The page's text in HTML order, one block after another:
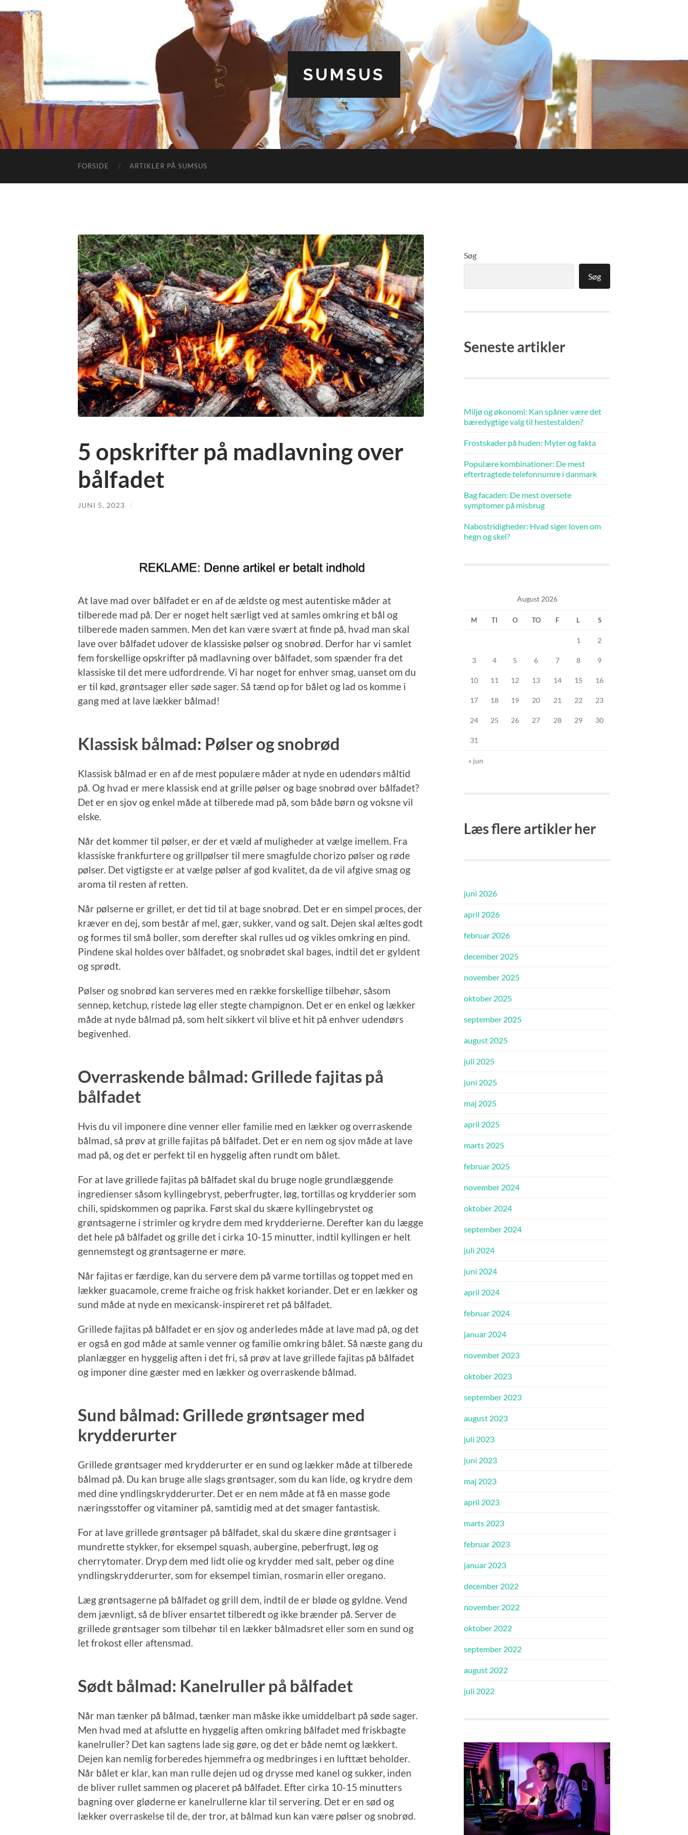
SUMSUS
FORSIDE ARTIKLER PÅ SUMSUS
5 opskrifter på madlavning over
bålfadet
JUNI 5, 2023 /
At lave mad over bålfadet er en af de ældste og mest autentiske måder at
tilberede mad på. Der er noget helt særligt ved at samles omkring et bål og
tilberede maden sammen. Men det kan være svært at finde på, hvad man skal
lave over bålfadet udover de klassiske pølser og snobrød. Derfor har vi samlet
fem forskellige opskrifter på madlavning over bålfadet, som spænder fra det
klassiske til det mere udfordrende. Vi har noget for enhver smag, uanset om du
er til kød, grøntsager eller søde sager. Så tænd op for bålet og lad os komme i
gang med at lave lækker bålmad!
Klassisk bålmad: Pølser og snobrød
Klassisk bålmad er en af de mest populære måder at nyde en udendørs måltid
på. Og hvad er mere klassisk end at grille pølser og bage snobrød over bålfadet?
Det er en sjov og enkel måde at tilberede mad på, som både børn og voksne vil
elske.
Når det kommer til pølser, er der et væld af muligheder at vælge imellem. Fra
klassiske frankfurtere og grillpølser til mere smagfulde chorizo pølser og røde
pølser. Det vigtigste er at vælge pølser af god kvalitet, da de vil afgive smag og
aroma til resten af retten.
Når pølserne er grillet, er det tid til at bage snobrød. Det er en simpel proces, der
kræver en dej, som består af mel, gær, sukker, vand og salt. Dejen skal æltes godt
og formes til små boller, som derefter skal rulles ud og vikles omkring en pind.
Pindene skal holdes over bålfadet, og snobrødet skal bages, indtil det er gyldent
og sprødt.
Pølser og snobrød kan serveres med en række forskellige tilbehør, såsom
sennep, ketchup, ristede løg eller stegte champignon. Det er en enkel og lækker
måde at nyde bålmad på, som helt sikkert vil blive et hit på enhver udendørs
begivenhed.
Overraskende bålmad: Grillede fajitas på
bålfadet
Hvis du vil imponere dine venner eller familie med en lækker og overraskende
bålmad, så prøv at grille fajitas på bålfadet. Det er en nem og sjov måde at lave
mad på, og det er perfekt til en hyggelig aften rundt om bålet.
For at lave grillede fajitas på bålfadet skal du bruge nogle grundlæggende
ingredienser såsom kyllingebryst, peberfrugter, løg, tortillas og krydderier som
chili, spidskommen og paprika. Først skal du skære kyllingebrystet og
grøntsagerne i strimler og krydre dem med krydderierne. Derefter kan du lægge
det hele på bålfadet og grille det i cirka 10-15 minutter, indtil kyllingen er helt
gennemstegt og grøntsagerne er møre.
Når fajitas er færdige, kan du servere dem på varme tortillas og toppet med en
lækker guacamole, creme fraiche og frisk hakket koriander. Det er en lækker og
sund måde at nyde en mexicansk-inspireret ret på bålfadet.
Grillede fajitas på bålfadet er en sjov og anderledes måde at lave mad på, og det
er også en god måde at samle venner og familie omkring bålet. Så næste gang du
planlægger en hyggelig aften i det fri, så prøv at lave grillede fajitas på bålfadet
og imponer dine gæster med en lækker og overraskende bålmad.
Sund bålmad: Grillede grøntsager med
krydderurter
Grillede grøntsager med krydderurter er en sund og lækker måde at tilberede
bålmad på. Du kan bruge alle slags grøntsager, som du kan lide, og krydre dem
med dine yndlingskrydderurter. Det er en nem måde at få en masse gode
næringsstoffer og vitaminer på, samtidig med at det smager fantastisk.
For at lave grillede grøntsager på bålfadet, skal du skære dine grøntsager i
mundrette stykker, for eksempel squash, aubergine, peberfrugt, løg og
cherrytomater. Dryp dem med lidt olie og krydder med salt, peber og dine
yndlingskrydderurter, som for eksempel timian, rosmarin eller oregano.
Læg grøntsagerne på bålfadet og grill dem, indtil de er bløde og gyldne. Vend
dem jævnligt, så de bliver ensartet tilberedt og ikke brænder på. Server de
grillede grøntsager som tilbehør til en lækker bålmadsret eller som en sund og
let frokost eller aftensmad.
Sødt bålmad: Kanelruller på bålfadet
Når man tænker på bålmad, tænker man måske ikke umiddelbart på søde sager.
Men hvad med at afslutte en hyggelig aften omkring bålfadet med friskbagte
kanelruller? Det kan sagtens lade sig gøre, og det er både nemt og lækkert.
Dejen kan nemlig forberedes hjemmefra og medbringes i en lufttæt beholder.
Når bålet er klar, kan man rulle dejen ud og drysse med kanel og sukker, inden
de bliver rullet sammen og placeret på bålfadet. Efter cirka 10-15 minutters
bagning over gløderne er kanelrullerne klar til servering. Det er en sød og
lækker overraskelse til de, der tror, at bålmad kun kan være pølser og snobrød.
Søg
Søg
Seneste artikler
Miljø og økonomi: Kan spåner være det
bæredygtige valg til hestestalden?
Frostskader på huden: Myter og fakta
Populære kombinationer: De mest
eftertragtede telefonnumre i danmark
Bag facaden: De mest oversete
symptomer på misbrug
Nabostridigheder: Hvad siger loven om
hegn og skel?
August 2026
M TI O TO F L S
1 2
3 4 5 6 7 8 9
10 11 12 13 14 15 16
17 18 19 20 21 22 23
24 25 26 27 28 29 30
31
« jun
Læs flere artikler her
juni 2026
april 2026
februar 2026
december 2025
november 2025
oktober 2025
september 2025
august 2025
juli 2025
juni 2025
maj 2025
april 2025
marts 2025
februar 2025
november 2024
oktober 2024
september 2024
juli 2024
juni 2024
april 2024
februar 2024
januar 2024
november 2023
oktober 2023
september 2023
august 2023
juli 2023
juni 2023
maj 2023
april 2023
marts 2023
februar 2023
januar 2023
december 2022
november 2022
oktober 2022
september 2022
august 2022
juli 2022